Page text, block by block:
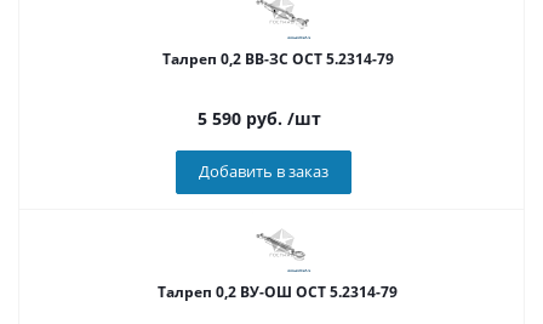
Талреп 0,2 ВВ-ЗС ОСТ 5.2314-79
5 590 руб. /шт
Добавить в заказ
Талреп 0,2 ВУ-ОШ ОСТ 5.2314-79